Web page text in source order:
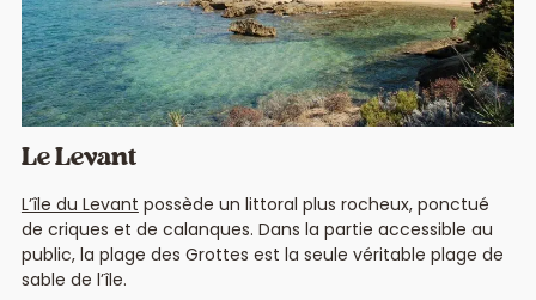
Le Levant
L’île du Levant possède un littoral plus rocheux, ponctué
de criques et de calanques. Dans la partie accessible au
public, la plage des Grottes est la seule véritable plage de
sable de l’île.